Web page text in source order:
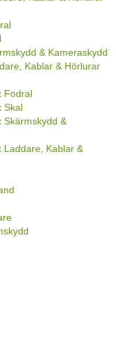
& Kameraskydd
Kablar & Hörlurar
Fodral
Skal
Skärmskydd &
Laddare, Kablar &